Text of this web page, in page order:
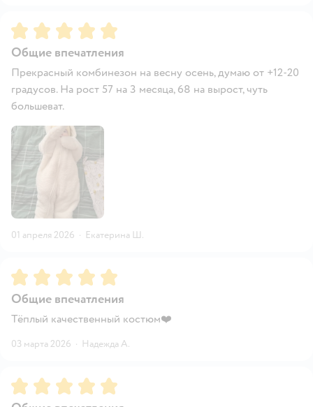
Рейтинг:5
Общие впечатления
Прекрасный комбинезон на весну осень, думаю от +12-20
градусов. На рост 57 на 3 месяца, 68 на вырост, чуть
большеват.
01 апреля 2026 · Екатерина Ш.
Рейтинг:5
Общие впечатления
Тёплый качественный костюм❤️
03 марта 2026 · Надежда А.
Рейтинг:5